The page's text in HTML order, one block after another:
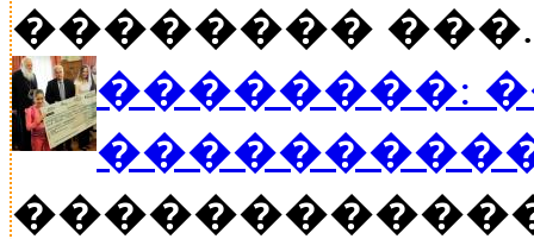
��������
��������: